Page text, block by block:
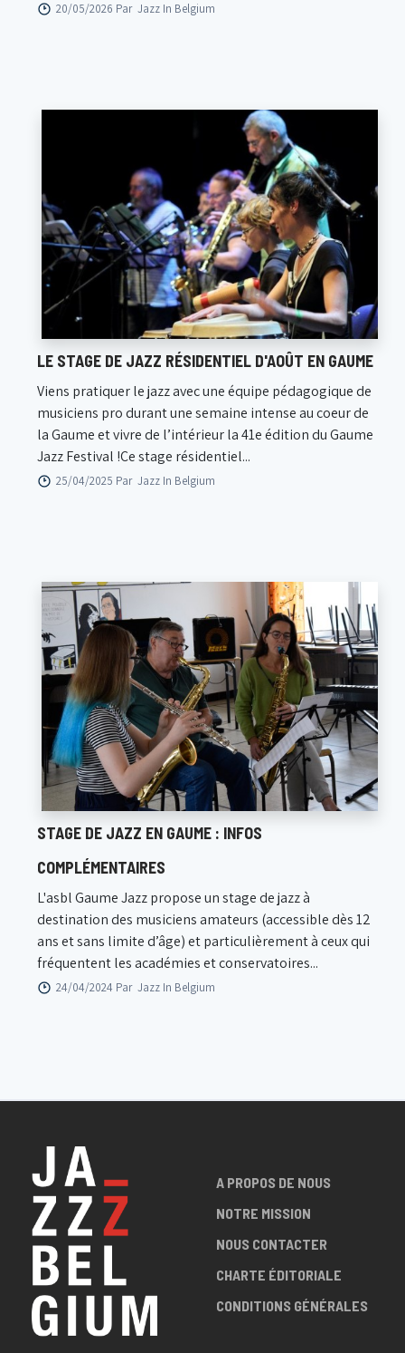
20/05/2026 Par Jazz In Belgium
LE STAGE DE JAZZ RÉSIDENTIEL D'AOÛT EN GAUME
Viens pratiquer le jazz avec une équipe pédagogique de
musiciens pro durant une semaine intense au coeur de
la Gaume et vivre de l’intérieur la 41e édition du Gaume
Jazz Festival !Ce stage résidentiel...
25/04/2025 Par Jazz In Belgium
STAGE DE JAZZ EN GAUME : INFOS
COMPLÉMENTAIRES
L'asbl Gaume Jazz propose un stage de jazz à
destination des musiciens amateurs (accessible dès 12
ans et sans limite d’âge) et particulièrement à ceux qui
fréquentent les académies et conservatoires...
24/04/2024 Par Jazz In Belgium
A PROPOS DE NOUS
NOTRE MISSION
NOUS CONTACTER
CHARTE ÉDITORIALE
CONDITIONS GÉNÉRALES